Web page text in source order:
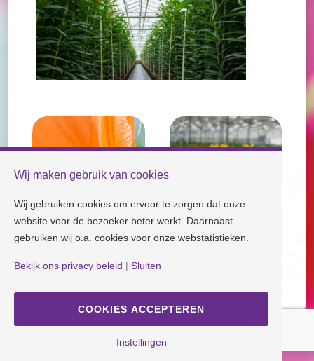
Check our socials and stay tuned!
Disclaimer| Copyright © Dutch Lily Days
Wij maken gebruik van cookies
Wij gebruiken cookies om ervoor te zorgen dat onze
website voor de bezoeker beter werkt. Daarnaast
gebruiken wij o.a. cookies voor onze webstatistieken.
Bekijk ons privacy beleid | Sluiten
COOKIES ACCEPTEREN
Instellingen